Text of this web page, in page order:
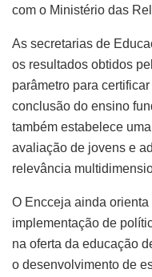
com o Ministério das
As secretarias de
os resultados obtidos
parâmetro para
conclusão do ensino
também estabelece
avaliação de jovens e
relevância
O Encceja ainda
implementação de
na oferta da educação
o desenvolvimento de